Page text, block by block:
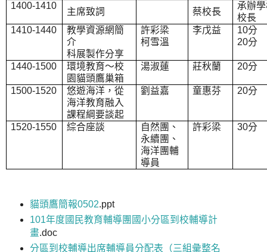
1400-1410
主席致詞 蔡校長
承辦
校長
1410-1440
教學資源網簡
介
科展製作分享
許彩梁
柯雪溫
李戊益 10分
20分
1440-1500
環境教育～校
園貓頭鷹巢箱
湯淑蓮 莊秋蘭 20分
1500-1520
悠遊海洋，從
海洋教育融入
課程綱要談起
劉益嘉 童惠芬 20分
1520-1550 綜合座談
自然團、
永續團、
海洋團輔
導員
許彩梁 30分
貓頭鷹簡報0502.ppt
101年度國民教育輔導團國小分區到校輔導計
畫.doc
分區到校輔導出席輔導員分配表（三組彙整名